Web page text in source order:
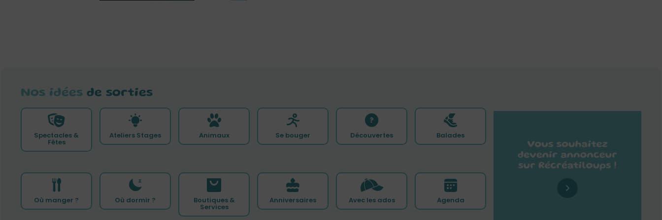
Nos idées de sorties
Spectacles &
Fêtes
Ateliers Stages Animaux Se bouger Découvertes Balades
Où manger ? Où dormir ? Boutiques &
Services
Anniversaires Avec les ados Agenda